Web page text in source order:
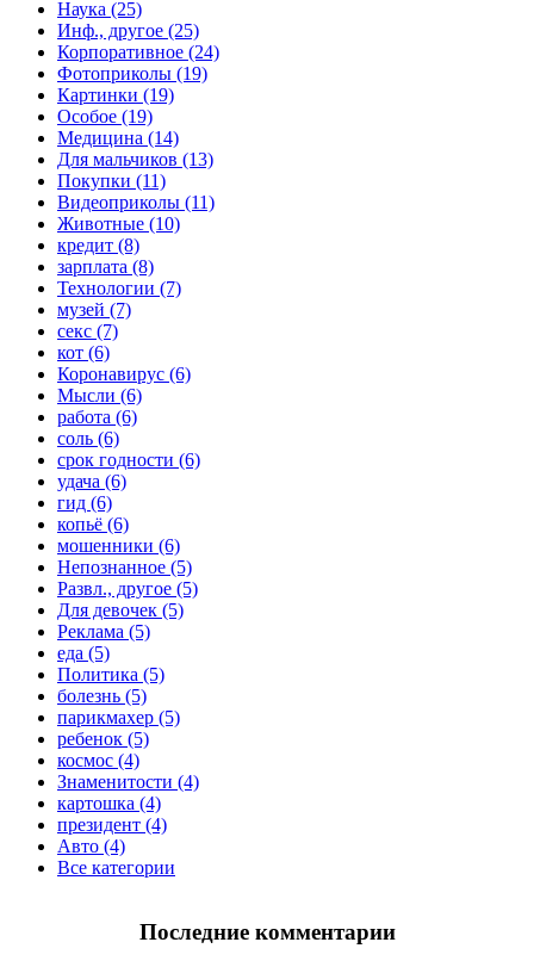
Наука (25)
Инф., другое (25)
Корпоративное (24)
Фотоприколы (19)
Картинки (19)
Особое (19)
Медицина (14)
Для мальчиков (13)
Покупки (11)
Видеоприколы (11)
Животные (10)
кредит (8)
зарплата (8)
Технологии (7)
музей (7)
секс (7)
кот (6)
Коронавирус (6)
Мысли (6)
работа (6)
соль (6)
срок годности (6)
удача (6)
гид (6)
копьё (6)
мошенники (6)
Непознанное (5)
Развл., другое (5)
Для девочек (5)
Реклама (5)
еда (5)
Политика (5)
болезнь (5)
парикмахер (5)
ребенок (5)
космос (4)
Знаменитости (4)
картошка (4)
президент (4)
Авто (4)
Все категории
Последние комментарии